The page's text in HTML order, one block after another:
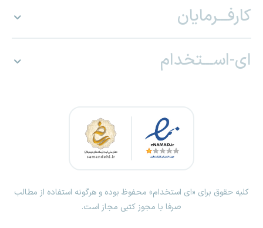
کارفـــرمایان
ای-اســـتخدام
کلیه حقوق برای «ای استخدام» محفوظ بوده و هرگونه استفاده از مطالب
صرفا با مجوز کتبی مجاز است.